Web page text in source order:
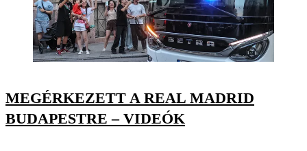
MEGÉRKEZETT A REAL MADRID
BUDAPESTRE – VIDEÓK